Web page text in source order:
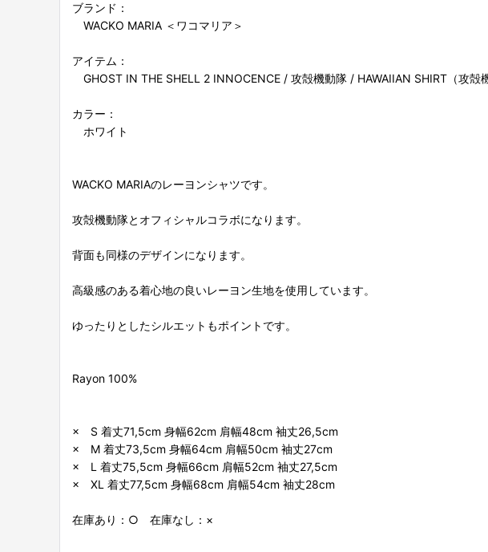
ブランド：
WACKO MARIA ＜ワコマリア＞
アイテム：
GHOST IN THE SHELL 2 INNOCENCE / 攻殻機動隊 / HAWAIIAN SHIRT（攻殻
カラー：
ホワイト
WACKO MARIAのレーヨンシャツです。
攻殻機動隊とオフィシャルコラボになります。
背面も同様のデザインになります。
高級感のある着心地の良いレーヨン生地を使用しています。
ゆったりとしたシルエットもポイントです。
Rayon 100%
× S 着丈71,5cm 身幅62cm 肩幅48cm 袖丈26,5cm
× M 着丈73,5cm 身幅64cm 肩幅50cm 袖丈27cm
× L 着丈75,5cm 身幅66cm 肩幅52cm 袖丈27,5cm
× XL 着丈77,5cm 身幅68cm 肩幅54cm 袖丈28cm
在庫あり：○ 在庫なし：×